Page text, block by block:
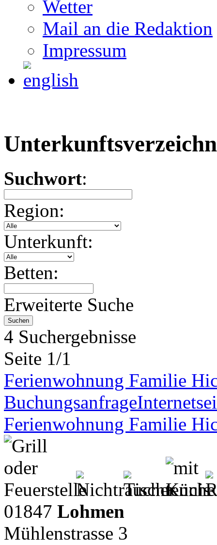
Wetter
Mail an die Redaktion
Impressum
Suchwort:
Region:
Unterkunft:
Betten:
Erweiterte Suche
4 Suchergebnisse
Seite 1/1
Ferienwohnung Familie
Buchungsanfrage
Ferienwohnung Familie
01847 Lohmen
Mühlenstrasse 3